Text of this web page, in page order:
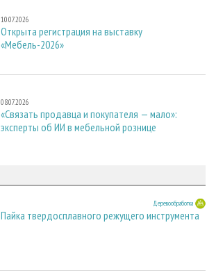
10.07.2026
Открыта регистрация на выставку
«Мебель-2026»
08.07.2026
«Связать продавца и покупателя — мало»:
эксперты об ИИ в мебельной рознице
Деревообработка
Пайка твердосплавного режущего инструмента